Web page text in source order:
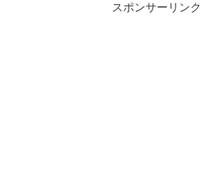
スポンサーリンク